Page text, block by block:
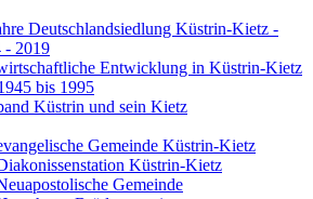
Deutschlandsiedlung Küstrin-Kietz -
- 2019
Entwicklung in Küstrin-Kietz
bis 1995
Küstrin und sein Kietz
Gemeinde Küstrin-Kietz
Küstrin-Kietz
Gemeinde